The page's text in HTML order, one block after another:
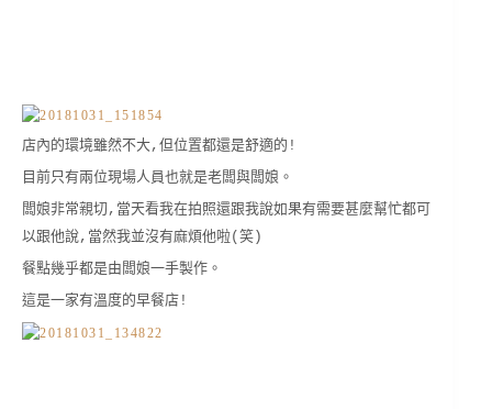
店內的環境雖然不大,但位置都還是舒適的!
目前只有兩位現場人員也就是老闆與闆娘。
闆娘非常親切,當天看我在拍照還跟我說如果有需要甚麼幫忙都可
以跟他說,當然我並沒有麻煩他啦(笑)
餐點幾乎都是由闆娘一手製作。
這是一家有溫度的早餐店!